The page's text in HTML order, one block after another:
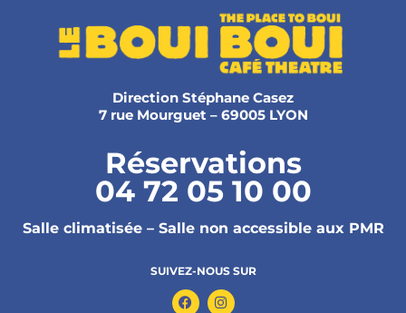
Direction Stéphane Casez
7 rue Mourguet – 69005 LYON
Réservations
04 72 05 10 00
Salle climatisée – Salle non accessible aux PMR
SUIVEZ-NOUS SUR